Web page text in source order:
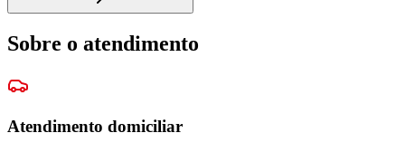
Sobre o atendimento
Atendimento domiciliar